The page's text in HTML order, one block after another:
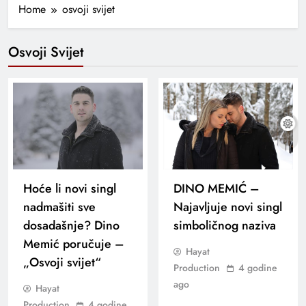
Home osvoji svijet
Osvoji Svijet
Hoće li novi singl
nadmašiti sve
dosadašnje? Dino
Memić poručuje –
„Osvoji svijet“
Hayat
DINO MEMIĆ –
Najavljuje novi singl
simboličnog naziva
Hayat
Production
4 godine
ago